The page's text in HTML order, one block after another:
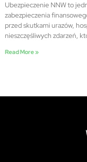
Ubezpieczenie NNW to
zabezpieczenia
przed skutkami urazów,
nieszczęśliwych zdarzeń,
Read More »